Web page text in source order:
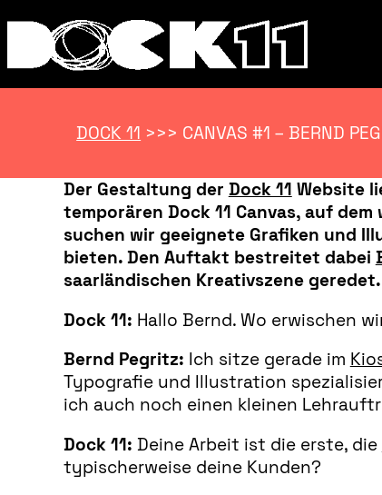
DOCK 11 >>> CANVAS #1 – BERND
Der Gestaltung der Dock 11 Website
temporären Dock 11 Canvas, auf
suchen wir geeignete Grafiken und
bieten. Den Auftakt bestreitet dabei
saarländischen Kreativszene geredet.
Dock 11: Hallo Bernd. Wo erwischen
Bernd Pegritz: Ich sitze gerade im
Typografie und Illustration
ich auch noch einen kleinen
Dock 11: Deine Arbeit ist die erste, die
typischerweise deine Kunden?